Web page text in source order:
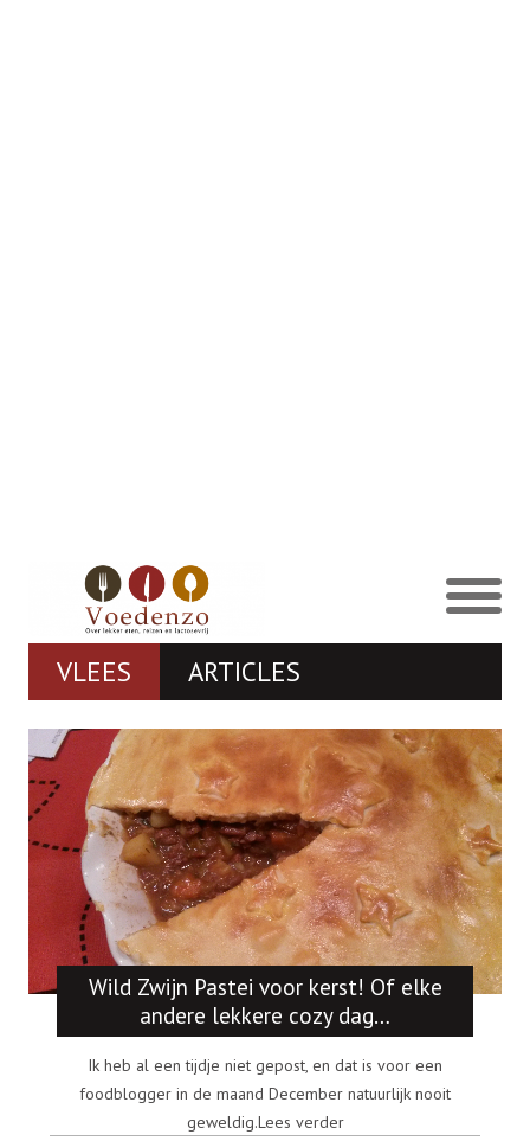
VLEES ARTICLES
Wild Zwijn Pastei voor kerst! Of elke
andere lekkere cozy dag…
Ik heb al een tijdje niet gepost, en dat is voor een
foodblogger in de maand December natuurlijk nooit
geweldig.Lees verder